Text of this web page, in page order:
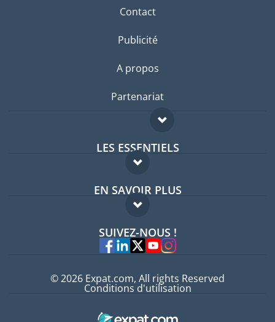
Contact
Publicité
A propos
Partenariat
LES ESSENTIELS
Forum expatriés
Guides pays
EN SAVOIR PLUS
FAQ
Experts
SUIVEZ-NOUS !
© 2026 Expat.com, All rights Reserved
Conditions d'utilisation